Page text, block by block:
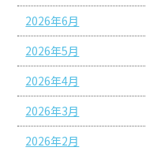
2026年6月
2026年5月
2026年4月
2026年3月
2026年2月